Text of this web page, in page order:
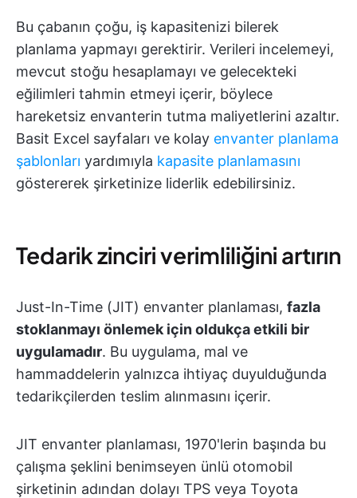
Bu çabanın çoğu, iş kapasitenizi bilerek
planlama yapmayı gerektirir. Verileri incelemeyi,
mevcut stoğu hesaplamayı ve gelecekteki
eğilimleri tahmin etmeyi içerir, böylece
hareketsiz envanterin tutma maliyetlerini azaltır.
Basit Excel sayfaları ve kolay envanter planlama
şablonları yardımıyla kapasite planlamasını
göstererek şirketinize liderlik edebilirsiniz.
Tedarik zinciri verimliliğini artırın
Just-In-Time (JIT) envanter planlaması, fazla
stoklanmayı önlemek için oldukça etkili bir
uygulamadır. Bu uygulama, mal ve
hammaddelerin yalnızca ihtiyaç duyulduğunda
tedarikçilerden teslim alınmasını içerir.
JIT envanter planlaması, 1970'lerin başında bu
çalışma şeklini benimseyen ünlü otomobil
şirketinin adından dolayı TPS veya Toyota